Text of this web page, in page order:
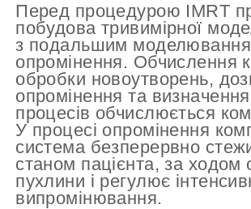
Перед процедурою IMRT
побудова тривимірної
з подальшим
опромінення. Обчислення
обробки новоутворень,
опромінення та
процесів обчислюється
У процесі опромінення
система безперервно
станом пацієнта, за ходом
пухлини і регулює
випромінювання.